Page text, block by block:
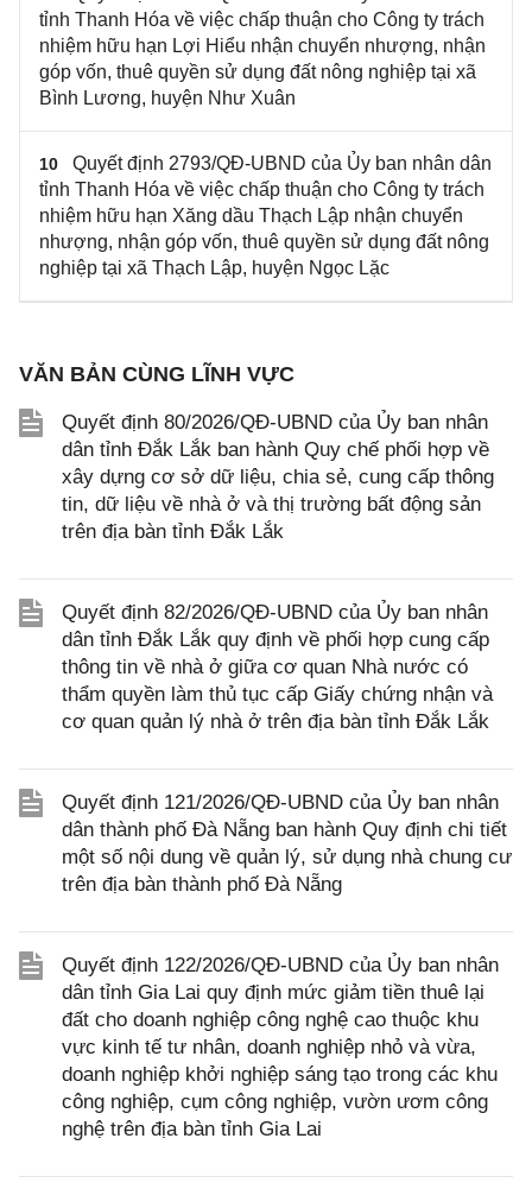
tỉnh Thanh Hóa về việc chấp thuận cho Công ty trách
nhiệm hữu hạn Lợi Hiểu nhận chuyển nhượng, nhận
góp vốn, thuê quyền sử dụng đất nông nghiệp tại xã
Bình Lương, huyện Như Xuân
10
Quyết định 2793/QĐ-UBND của Ủy ban nhân dân
tỉnh Thanh Hóa về việc chấp thuận cho Công ty trách
nhiệm hữu hạn Xăng dầu Thạch Lập nhận chuyển
nhượng, nhận góp vốn, thuê quyền sử dụng đất nông
nghiệp tại xã Thạch Lập, huyện Ngọc Lặc
VĂN BẢN CÙNG LĨNH VỰC
Quyết định 80/2026/QĐ-UBND của Ủy ban nhân
dân tỉnh Đắk Lắk ban hành Quy chế phối hợp về
xây dựng cơ sở dữ liệu, chia sẻ, cung cấp thông
tin, dữ liệu về nhà ở và thị trường bất động sản
trên địa bàn tỉnh Đắk Lắk
Quyết định 82/2026/QĐ-UBND của Ủy ban nhân
dân tỉnh Đắk Lắk quy định về phối hợp cung cấp
thông tin về nhà ở giữa cơ quan Nhà nước có
thẩm quyền làm thủ tục cấp Giấy chứng nhận và
cơ quan quản lý nhà ở trên địa bàn tỉnh Đắk Lắk
Quyết định 121/2026/QĐ-UBND của Ủy ban nhân
dân thành phố Đà Nẵng ban hành Quy định chi tiết
một số nội dung về quản lý, sử dụng nhà chung cư
trên địa bàn thành phố Đà Nẵng
Quyết định 122/2026/QĐ-UBND của Ủy ban nhân
dân tỉnh Gia Lai quy định mức giảm tiền thuê lại
đất cho doanh nghiệp công nghệ cao thuộc khu
vực kinh tế tư nhân, doanh nghiệp nhỏ và vừa,
doanh nghiệp khởi nghiệp sáng tạo trong các khu
công nghiệp, cụm công nghiệp, vườn ươm công
nghệ trên địa bàn tỉnh Gia Lai